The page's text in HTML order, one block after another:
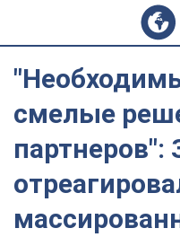
смелые
партнеров":